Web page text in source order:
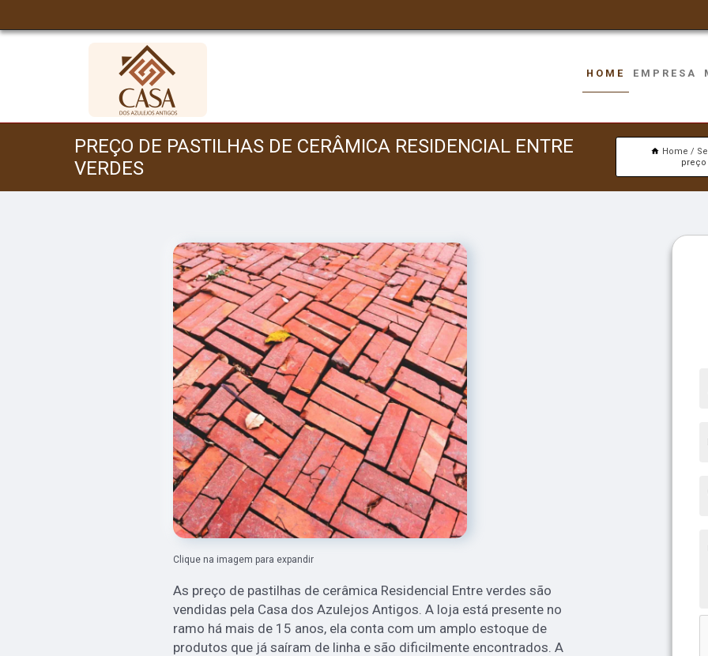
HOME EMPRESA
PREÇO DE PASTILHAS DE CERÂMICA RESIDENCIAL ENTRE
VERDES
Home
preço
Clique na imagem para expandir
As preço de pastilhas de cerâmica Residencial Entre verdes são
vendidas pela Casa dos Azulejos Antigos. A loja está presente no
ramo há mais de 15 anos, ela conta com um amplo estoque de
produtos que já saíram de linha e são dificilmente encontrados. A